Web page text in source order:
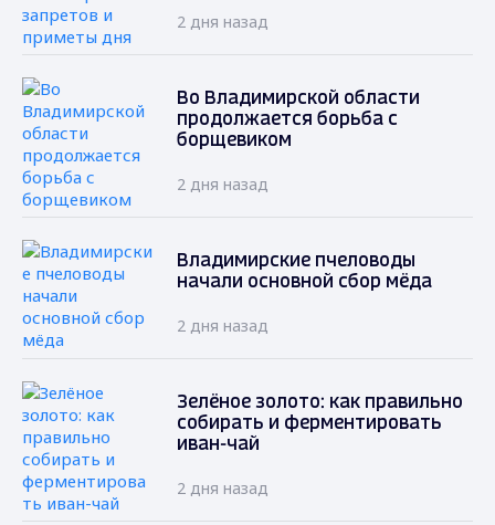
2 дня назад
Во Владимирской области
продолжается борьба с
борщевиком
2 дня назад
Владимирские пчеловоды
начали основной сбор мёда
2 дня назад
Зелёное золото: как правильно
собирать и ферментировать
иван-чай
2 дня назад